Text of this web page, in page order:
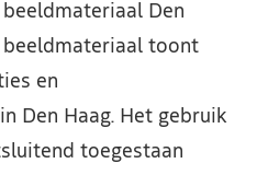
Den
beeldmateriaal toont
en
Den Haag. Het gebruik
toegestaan